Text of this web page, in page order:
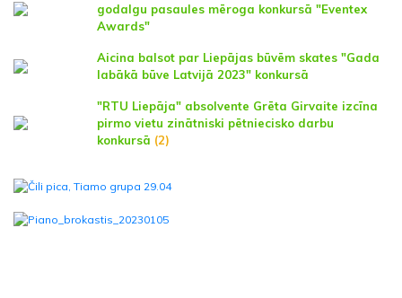
godalgu pasaules mēroga konkursā "Eventex
Awards"
Aicina balsot par Liepājas būvēm skates "Gada
labākā būve Latvijā 2023" konkursā
"RTU Liepāja" absolvente Grēta Girvaite izcīna
pirmo vietu zinātniski pētniecisko darbu
konkursā (2)